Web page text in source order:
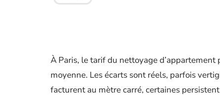
À Paris, le tarif du nettoyage
moyenne. Les écarts sont réels, parfois
facturent au mètre carré, certaines